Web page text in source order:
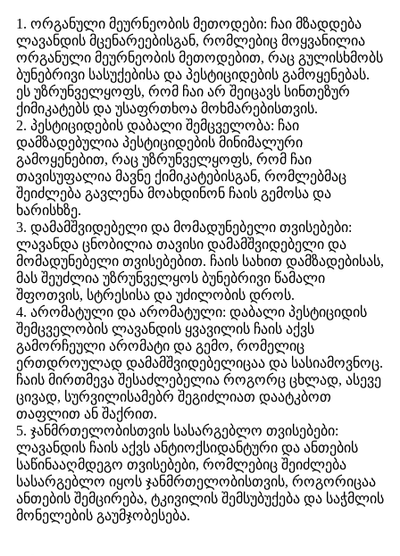
1. ორგანული მეურნეობის მეთოდები: ჩაი მზადდება
ლავანდის მცენარეებისგან, რომლებიც მოყვანილია
ორგანული მეურნეობის მეთოდებით, რაც გულისხმობს
ბუნებრივი სასუქებისა და პესტიციდების გამოყენებას.
ეს უზრუნველყოფს, რომ ჩაი არ შეიცავს სინთეზურ
ქიმიკატებს და უსაფრთხოა მოხმარებისთვის.
2. პესტიციდების დაბალი შემცველობა: ჩაი
დამზადებულია პესტიციდების მინიმალური
გამოყენებით, რაც უზრუნველყოფს, რომ ჩაი
თავისუფალია მავნე ქიმიკატებისგან, რომლებმაც
შეიძლება გავლენა მოახდინონ ჩაის გემოსა და
ხარისხზე.
3. დამამშვიდებელი და მომადუნებელი თვისებები:
ლავანდა ცნობილია თავისი დამამშვიდებელი და
მომადუნებელი თვისებებით. ჩაის სახით დამზადებისას,
მას შეუძლია უზრუნველყოს ბუნებრივი წამალი
შფოთვის, სტრესისა და უძილობის დროს.
4. არომატული და არომატული: დაბალი პესტიციდის
შემცველობის ლავანდის ყვავილის ჩაის აქვს
გამორჩეული არომატი და გემო, რომელიც
ერთდროულად დამამშვიდებელიცაა და სასიამოვნოც.
ჩაის მირთმევა შესაძლებელია როგორც ცხლად, ასევე
ცივად, სურვილისამებრ შეგიძლიათ დაატკბოთ
თაფლით ან შაქრით.
5. ჯანმრთელობისთვის სასარგებლო თვისებები:
ლავანდის ჩაის აქვს ანტიოქსიდანტური და ანთების
საწინააღმდეგო თვისებები, რომლებიც შეიძლება
სასარგებლო იყოს ჯანმრთელობისთვის, როგორიცაა
ანთების შემცირება, ტკივილის შემსუბუქება და საჭმლის
მონელების გაუმჯობესება.